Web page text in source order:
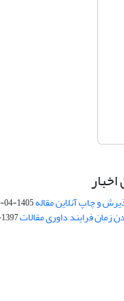
و چاپ آنلاین مقاله1405-04-07
زمان فرایند داوری مقالات1397-06-05